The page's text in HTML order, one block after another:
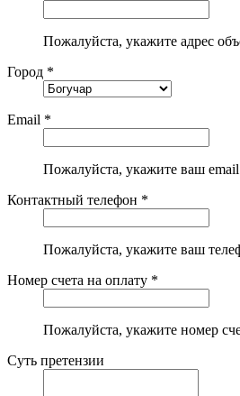
Пожалуйста, укажите адрес
Город *
Email *
Пожалуйста, укажите ваш email
Контактный телефон *
Пожалуйста, укажите ваш
Номер счета на оплату *
Пожалуйста, укажите номер
Суть претензии